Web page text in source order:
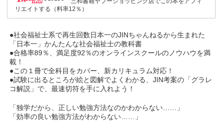
リエイトする（料率12％）
●社会福祉士系で再生回数日本一のJINちゃんねるから生まれた
「日本一」かんたんな社会福祉士の教科書
●合格率89％、満足度92％のオンラインスクールのノウハウを満
載！
●この１冊で全科目をカバー、新カリキュラム対応！
●試験に出るところが絵と図解でよくわかる、JIN考案の「グラレ
コ解説」で、最速切符を手に入れよう！
「独学だから、正しい勉強方法なのかわからない……」
「効率の良い勉強方法がわからない……」